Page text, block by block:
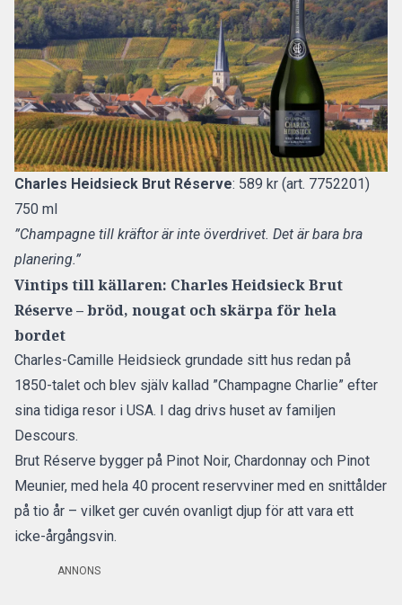
Charles Heidsieck Brut Réserve: 589 kr (art. 7752201)
750 ml
”Champagne till kräftor är inte överdrivet. Det är bara bra
planering.”
Vintips till källaren: Charles Heidsieck Brut
Réserve – bröd, nougat och skärpa för hela
bordet
Charles-Camille Heidsieck grundade sitt hus redan på
1850-talet och blev själv kallad ”Champagne Charlie” efter
sina tidiga resor i USA. I dag drivs huset av familjen
Descours.
Brut Réserve bygger på Pinot Noir, Chardonnay och Pinot
Meunier, med hela 40 procent reservviner med en snittålder
på tio år – vilket ger cuvén ovanligt djup för att vara ett
icke-årgångsvin.
ANNONS